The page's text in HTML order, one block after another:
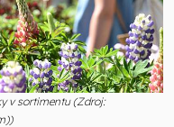
v sortimentu (Zdroj: